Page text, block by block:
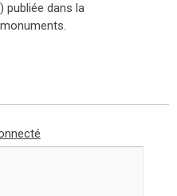
publiée dans la